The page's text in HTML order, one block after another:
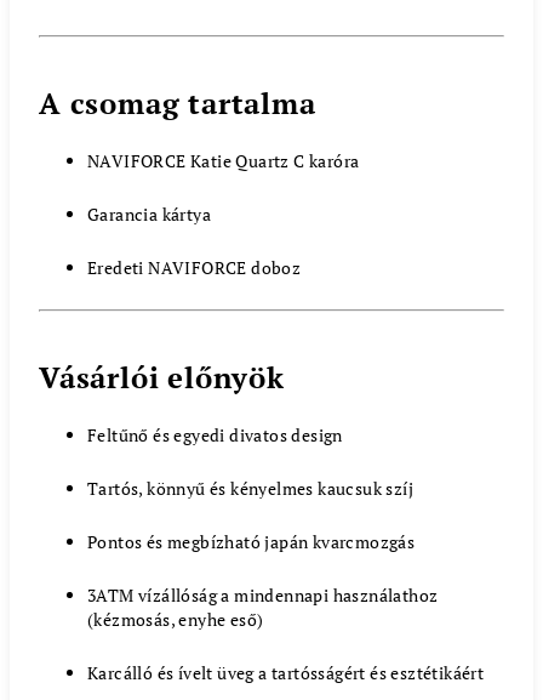
A csomag tartalma
NAVIFORCE Katie Quartz C karóra
Garancia kártya
Eredeti NAVIFORCE doboz
Vásárlói előnyök
Feltűnő és egyedi divatos design
Tartós, könnyű és kényelmes kaucsuk szíj
Pontos és megbízható japán kvarcmozgás
3ATM vízállóság a mindennapi használathoz
(kézmosás, enyhe eső)
Karcálló és ívelt üveg a tartósságért és esztétikáért